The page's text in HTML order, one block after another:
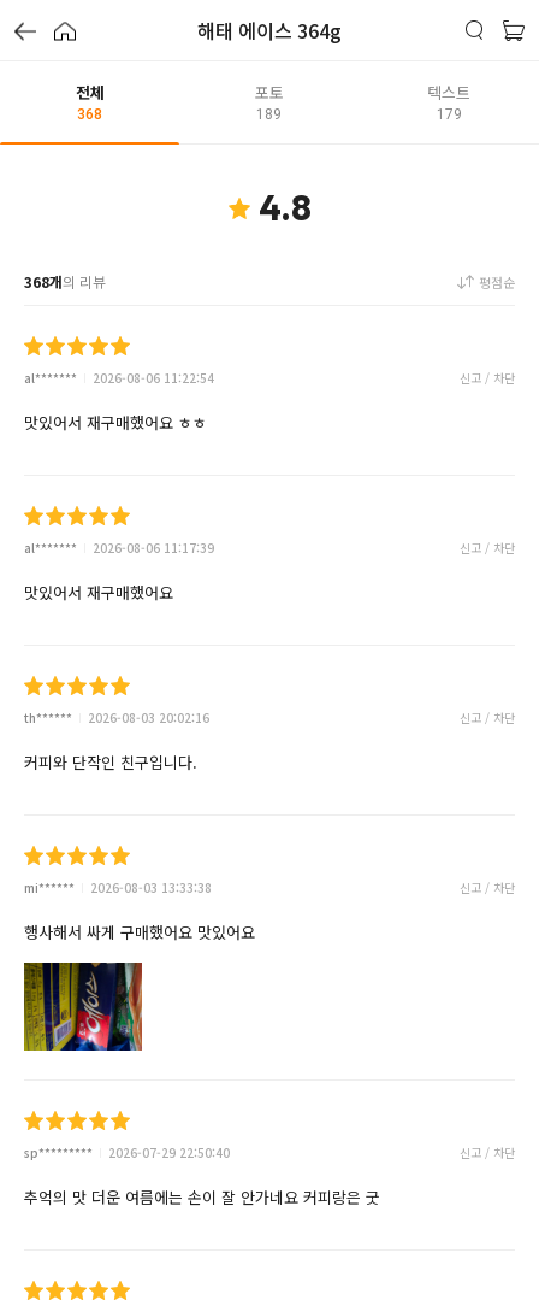
해태 에이스 364g
전체
368
포토
189
텍스트
179
4.8
368개의 리뷰 평점순
al******* 2026-08-06 11:22:54 신고 / 차단
맛있어서 재구매했어요 ㅎㅎ
al******* 2026-08-06 11:17:39 신고 / 차단
맛있어서 재구매했어요
th****** 2026-08-03 20:02:16 신고 / 차단
커피와 단작인 친구입니다.
mi****** 2026-08-03 13:33:38 신고 / 차단
행사해서 싸게 구매했어요 맛있어요
sp********* 2026-07-29 22:50:40 신고 / 차단
추억의 맛 더운 여름에는 손이 잘 안가네요 커피랑은 굿